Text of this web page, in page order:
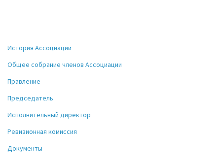
История Ассоциации
Общее собрание членов Ассоциации
Правление
Председатель
Исполнительный директор
Ревизионная комиссия
Документы